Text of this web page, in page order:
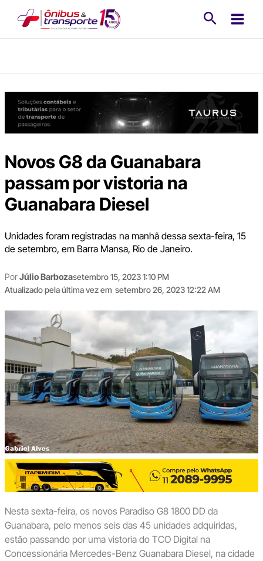
Novos G8 da Guanabara
passam por vistoria na
Guanabara Diesel
Unidades foram registradas na manhã dessa sexta-feira, 15
de setembro, em Barra Mansa, Rio de Janeiro.
PorJúlio Barbozasetembro 15, 2023 1:10 PM
Atualizado pela última vez em setembro 26, 2023 12:22 AM
Nesta sexta-feira, os novos Paradiso G8 1800 DD da
Guanabara, pelo menos seis das 45 unidades adquiridas,
estão passando por uma vistoria do TCO Digital na
Concessionária Mercedes-Benz Guanabara Diesel, na cidade